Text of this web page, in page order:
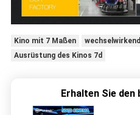
Kino mit 7 Maßen
Ausrüstung des Kinos 7d
Erhalten Sie